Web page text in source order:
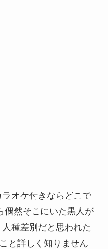
オケ付きならどこで
偶然そこにいた黒人が
種差別だと思われた
と詳しく知りません